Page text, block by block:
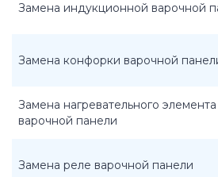
Замена индукционной варочной
Замена конфорки варочной
Замена нагревательного элемента
варочной панели
Замена реле варочной панели